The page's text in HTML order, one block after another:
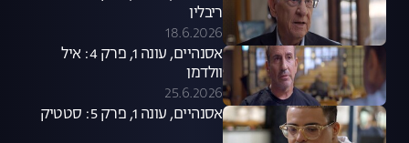
ריבלין
18.6.2026
אסנהיים, עונה 1, פרק 4: איל
וולדמן
25.6.2026
אסנהיים, עונה 1, פרק 5: סטטיק